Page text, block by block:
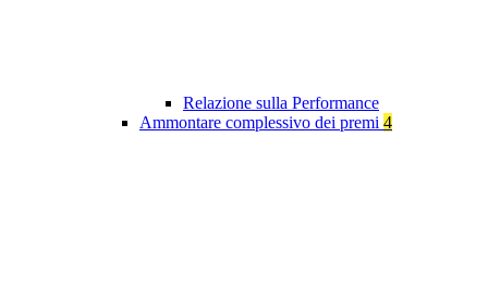
Relazione sulla Performance
Ammontare complessivo dei premi 4